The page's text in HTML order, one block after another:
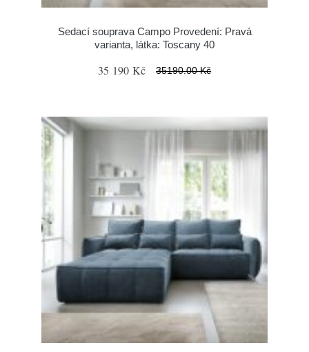
Sedací souprava Campo Provedení: Pravá
varianta, látka: Toscany 40
35 190 Kč 35190.00 Kč